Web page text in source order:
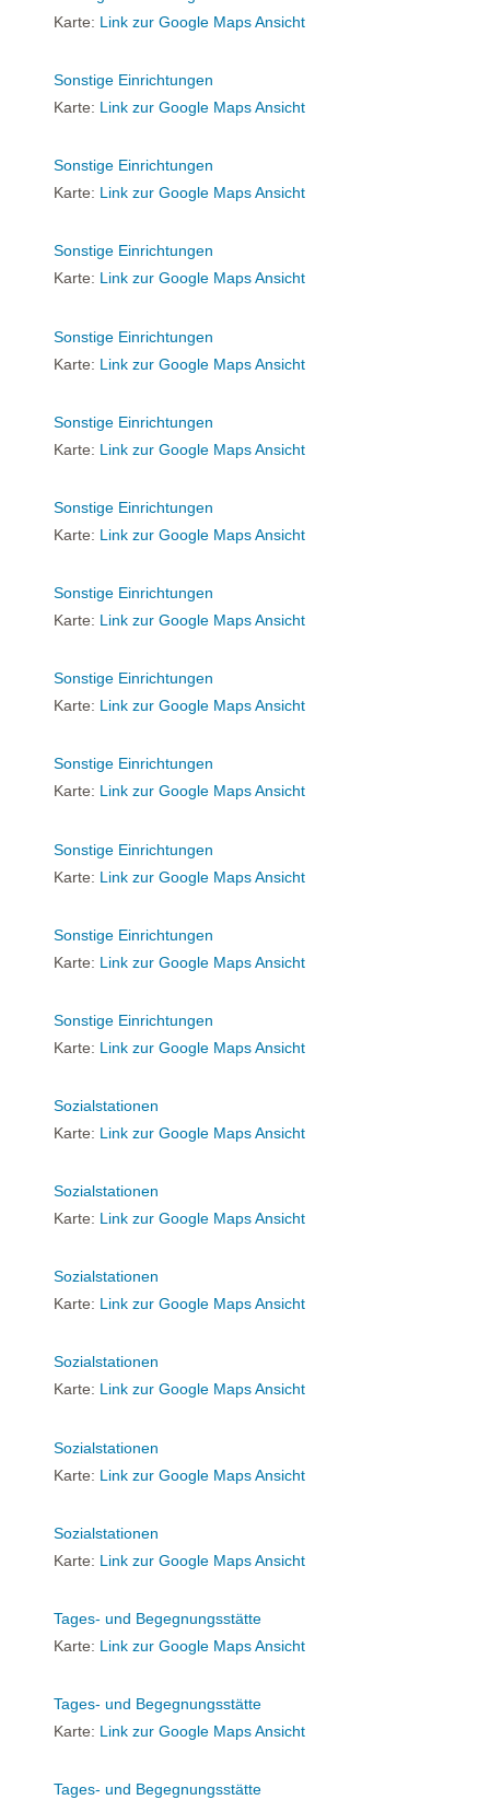
Karte: Link zur Google Maps Ansicht
Sonstige Einrichtungen
Karte: Link zur Google Maps Ansicht
Sonstige Einrichtungen
Karte: Link zur Google Maps Ansicht
Sonstige Einrichtungen
Karte: Link zur Google Maps Ansicht
Sonstige Einrichtungen
Karte: Link zur Google Maps Ansicht
Sonstige Einrichtungen
Karte: Link zur Google Maps Ansicht
Sonstige Einrichtungen
Karte: Link zur Google Maps Ansicht
Sonstige Einrichtungen
Karte: Link zur Google Maps Ansicht
Sonstige Einrichtungen
Karte: Link zur Google Maps Ansicht
Sonstige Einrichtungen
Karte: Link zur Google Maps Ansicht
Sonstige Einrichtungen
Karte: Link zur Google Maps Ansicht
Sonstige Einrichtungen
Karte: Link zur Google Maps Ansicht
Sonstige Einrichtungen
Karte: Link zur Google Maps Ansicht
Sozialstationen
Karte: Link zur Google Maps Ansicht
Sozialstationen
Karte: Link zur Google Maps Ansicht
Sozialstationen
Karte: Link zur Google Maps Ansicht
Sozialstationen
Karte: Link zur Google Maps Ansicht
Sozialstationen
Karte: Link zur Google Maps Ansicht
Sozialstationen
Karte: Link zur Google Maps Ansicht
Tages- und Begegnungsstätte
Karte: Link zur Google Maps Ansicht
Tages- und Begegnungsstätte
Karte: Link zur Google Maps Ansicht
Tages- und Begegnungsstätte